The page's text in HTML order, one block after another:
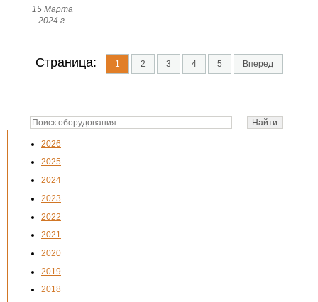
2026
2025
2024
2023
2022
2021
2020
2019
2018
15 Марта
2024 г.
Страница: 1 2 3 4 5 Вперед